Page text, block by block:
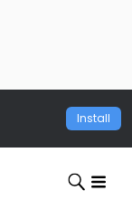
Install